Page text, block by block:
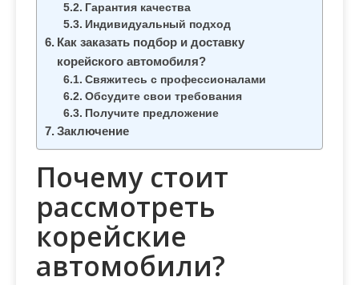
Гарантия качества
Индивидуальный подход
Как заказать подбор и доставку
корейского автомобиля?
Свяжитесь с профессионалами
Обсудите свои требования
Получите предложение
Заключение
Почему стоит
рассмотреть
корейские
автомобили?